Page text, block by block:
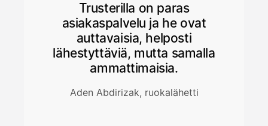
Trusterilla on paras
asiakaspalvelu ja he ovat
auttavaisia, helposti
lähestyttäviä, mutta samalla
ammattimaisia.
Aden Abdirizak, ruokalähetti